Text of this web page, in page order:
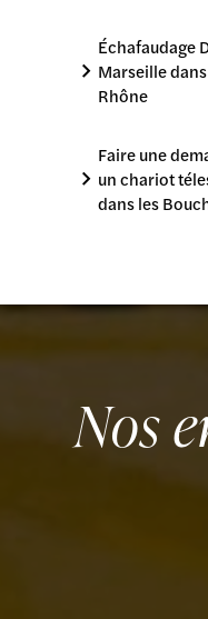
Échafaudage
Marseille
Rhône
Faire une
un chariot
dans les
Nos